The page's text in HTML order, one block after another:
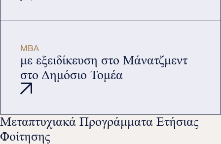
MBA
με εξειδίκευση στο Μάνατζμεντ
στο Δημόσιο Τομέα
Μεταπτυχιακά Προγράμματα Ετήσιας
Φοίτησης